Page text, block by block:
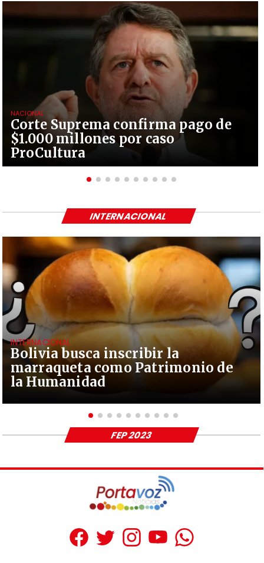
Corte Suprema confirma pago de
$1.000 millones por caso
ProCultura
NACIONAL
Bolivia busca inscribir la
marraqueta como Patrimonio de
la Humanidad
INTERNACIONAL
INTERNACIONAL
FEP 2023